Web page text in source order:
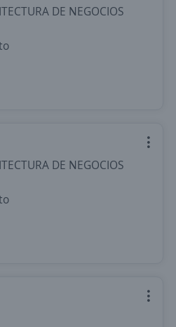
DE NEGOCIOS
DE NEGOCIOS